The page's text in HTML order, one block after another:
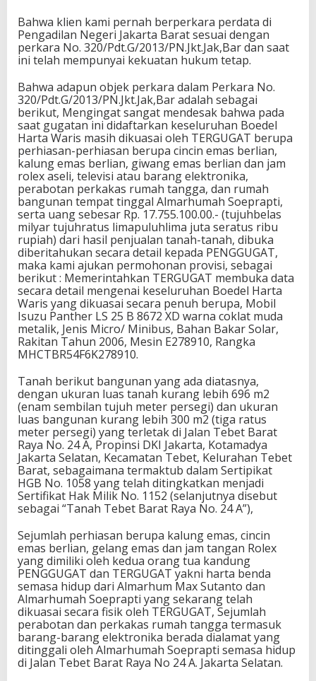
Bahwa klien kami pernah berperkara perdata di
Pengadilan Negeri Jakarta Barat sesuai dengan
perkara No. 320/Pdt.G/2013/PN.Jkt.Jak,Bar dan saat
ini telah mempunyai kekuatan hukum tetap.
Bahwa adapun objek perkara dalam Perkara No.
320/Pdt.G/2013/PN.Jkt.Jak,Bar adalah sebagai
berikut, Mengingat sangat mendesak bahwa pada
saat gugatan ini didaftarkan keseluruhan Boedel
Harta Waris masih dikuasai oleh TERGUGAT berupa
perhiasan-perhiasan berupa cincin emas berlian,
kalung emas berlian, giwang emas berlian dan jam
rolex aseli, televisi atau barang elektronika,
perabotan perkakas rumah tangga, dan rumah
bangunan tempat tinggal Almarhumah Soeprapti,
serta uang sebesar Rp. 17.755.100.00.- (tujuhbelas
milyar tujuhratus limapuluhlima juta seratus ribu
rupiah) dari hasil penjualan tanah-tanah, dibuka
diberitahukan secara detail kepada PENGGUGAT,
maka kami ajukan permohonan provisi, sebagai
berikut : Memerintahkan TERGUGAT membuka data
secara detail mengenai keseluruhan Boedel Harta
Waris yang dikuasai secara penuh berupa, Mobil
Isuzu Panther LS 25 B 8672 XD warna coklat muda
metalik, Jenis Micro/ Minibus, Bahan Bakar Solar,
Rakitan Tahun 2006, Mesin E278910, Rangka
MHCTBR54F6K278910.
Tanah berikut bangunan yang ada diatasnya,
dengan ukuran luas tanah kurang lebih 696 m2
(enam sembilan tujuh meter persegi) dan ukuran
luas bangunan kurang lebih 300 m2 (tiga ratus
meter persegi) yang terletak di Jalan Tebet Barat
Raya No. 24 A, Propinsi DKI Jakarta, Kotamadya
Jakarta Selatan, Kecamatan Tebet, Kelurahan Tebet
Barat, sebagaimana termaktub dalam Sertipikat
HGB No. 1058 yang telah ditingkatkan menjadi
Sertifikat Hak Milik No. 1152 (selanjutnya disebut
sebagai “Tanah Tebet Barat Raya No. 24 A”),
Sejumlah perhiasan berupa kalung emas, cincin
emas berlian, gelang emas dan jam tangan Rolex
yang dimiliki oleh kedua orang tua kandung
PENGGUGAT dan TERGUGAT yakni harta benda
semasa hidup dari Almarhum Max Sutanto dan
Almarhumah Soeprapti yang sekarang telah
dikuasai secara fisik oleh TERGUGAT, Sejumlah
perabotan dan perkakas rumah tangga termasuk
barang-barang elektronika berada dialamat yang
ditinggali oleh Almarhumah Soeprapti semasa hidup
di Jalan Tebet Barat Raya No 24 A. Jakarta Selatan.